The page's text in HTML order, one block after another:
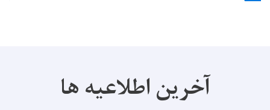
آخرین اطلاعیه ها